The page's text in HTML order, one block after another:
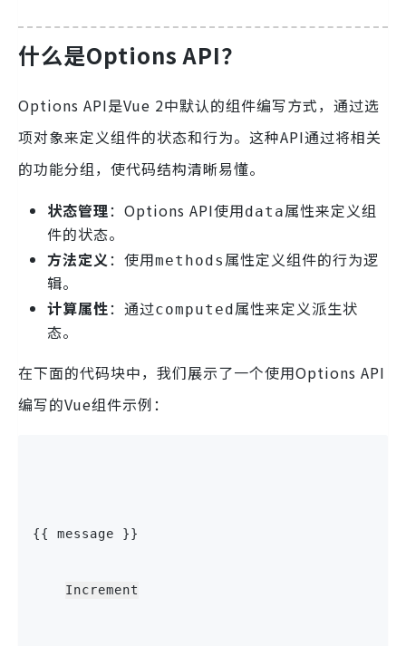
什么是Options API？
Options API是Vue 2中默认的组件编写方式，通过选
项对象来定义组件的状态和行为。这种API通过将相关
的功能分组，使代码结构清晰易懂。
状态管理：Options API使用data属性来定义组
件的状态。
方法定义：使用methods 属性定义组件的行为逻
辑。
计算属性：通过computed 属性来定义派生状
态。
在下面的代码块中，我们展示了一个使用Options API
编写的Vue组件示例：
{{ message }}
Increment